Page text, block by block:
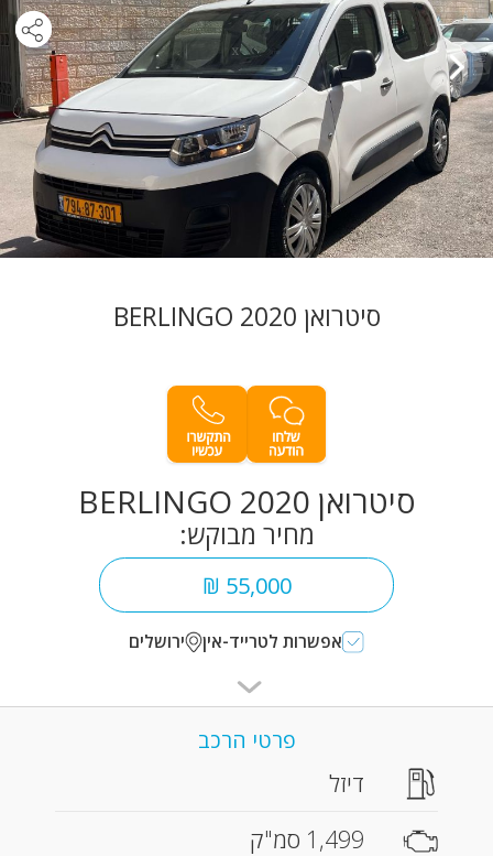
סיטרואן BERLINGO 2020
סיטרואן BERLINGO 2020
מחיר מבוקש:
55,000 ₪
אפשרות לטרייד-אין ירושלים
פרטי הרכב
דיזל
1,499 סמ"ק